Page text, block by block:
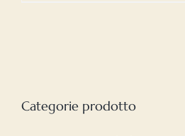
Categorie prodotto